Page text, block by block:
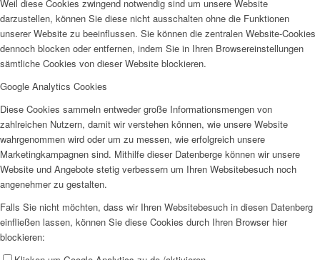
Weil diese Cookies zwingend notwendig sind um unsere Website
darzustellen, können Sie diese nicht ausschalten ohne die Funktionen
unserer Website zu beeinflussen. Sie können die zentralen Website-Cookies
dennoch blocken oder entfernen, indem Sie in Ihren Browsereinstellungen
sämtliche Cookies von dieser Website blockieren.
Google Analytics Cookies
Diese Cookies sammeln entweder große Informationsmengen von
zahlreichen Nutzern, damit wir verstehen können, wie unsere Website
wahrgenommen wird oder um zu messen, wie erfolgreich unsere
Marketingkampagnen sind. Mithilfe dieser Datenberge können wir unsere
Website und Angebote stetig verbessern um Ihren Websitebesuch noch
angenehmer zu gestalten.
Falls Sie nicht möchten, dass wir Ihren Websitebesuch in diesen Datenberg
einfließen lassen, können Sie diese Cookies durch Ihren Browser hier
blockieren: